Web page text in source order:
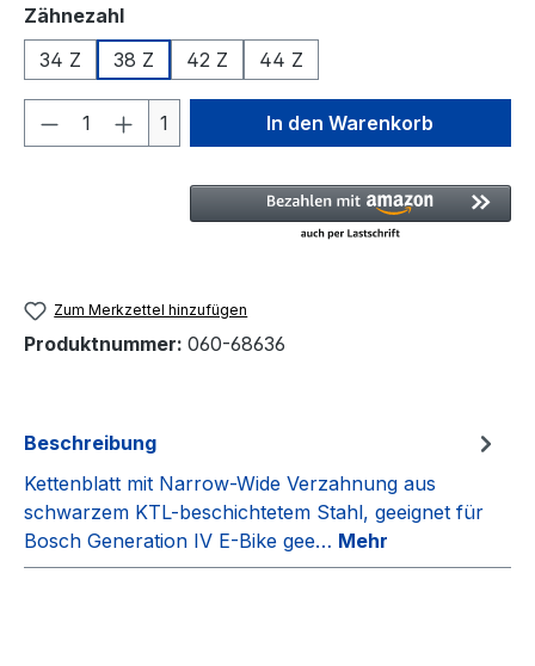
Zähnezahlauswählen
34 Z
38 Z 42 Z 44 Z
Produkt Anzahl: Gib den
1 In den Warenkorb
Zum Merkzettel hinzufügen
Produktnummer: 060-68636
Beschreibung
Kettenblatt mit Narrow-Wide Verzahnung aus
schwarzem KTL-beschichtetem Stahl, geeignet für
Bosch Generation IV E-Bike gee… Mehr